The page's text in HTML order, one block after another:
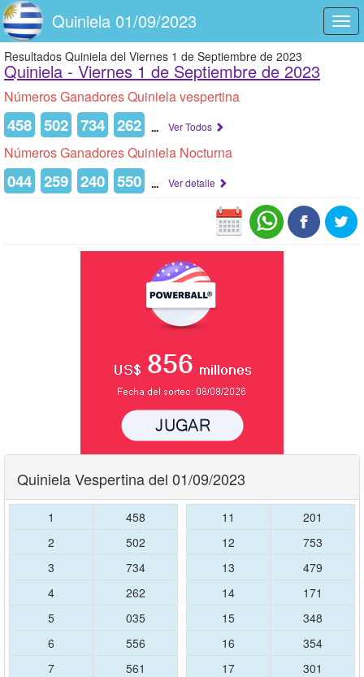
Quiniela 01/09/2023
Resultados Quiniela del Viernes 1 de Septiembre de 2023
Quiniela - Viernes 1 de Septiembre de 2023
Números Ganadores Quiniela vespertina
458 502 734 262 ... Ver Todos
Números Ganadores Quiniela Nocturna
044 259 240 550 ... Ver detalle
Quiniela Vespertina del 01/09/2023
1
458
2
502
3
734
4
262
5
035
6
556
7
561
11
201
12
753
13
479
14
171
15
348
16
354
17
301